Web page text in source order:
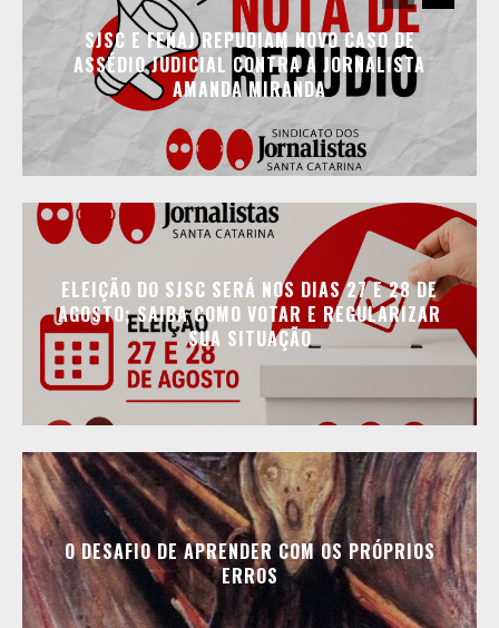
SJSC E FENAJ REPUDIAM NOVO CASO DE
ASSÉDIO JUDICIAL CONTRA A JORNALISTA
AMANDA MIRANDA
ELEIÇÃO DO SJSC SERÁ NOS DIAS 27 E 28 DE
AGOSTO; SAIBA COMO VOTAR E REGULARIZAR
SUA SITUAÇÃO
O DESAFIO DE APRENDER COM OS PRÓPRIOS
ERROS